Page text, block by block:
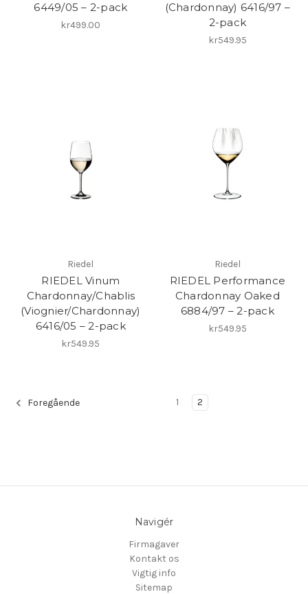
6449/05 – 2-pack
kr499.00
(Chardonnay) 6416/97 –
2-pack
kr549.95
Riedel
RIEDEL Vinum
Chardonnay/Chablis
(Viognier/Chardonnay)
6416/05 – 2-pack
kr549.95
Riedel
RIEDEL Performance
Chardonnay Oaked
6884/97 – 2-pack
kr549.95
Foregående 1 2
Navigér
Firmagaver
Kontakt os
Vigtig info
Sitemap